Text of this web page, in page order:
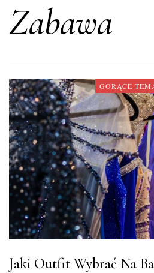
Zabawa
GORĄCE
Jaki Outfit Wybrać Na